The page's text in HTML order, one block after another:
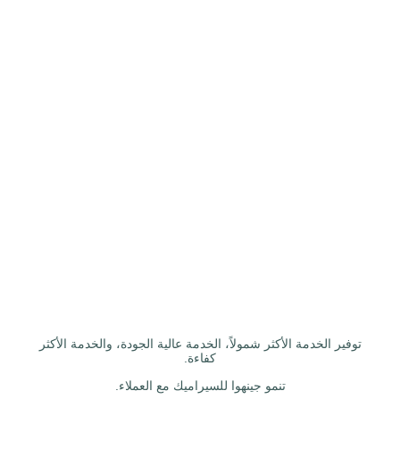
توفير الخدمة الأكثر شمولاً، الخدمة عالية الجودة، والخدمة الأكثر
كفاءة.
تنمو جينهوا للسيراميك مع العملاء.